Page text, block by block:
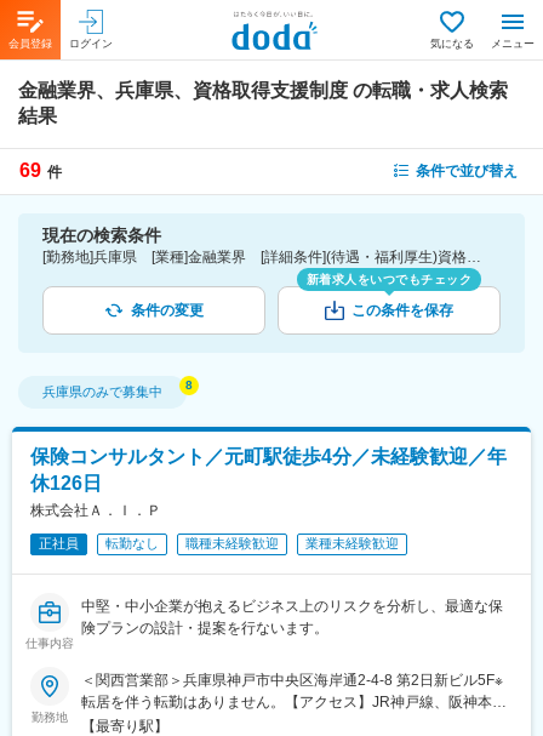
会員登録 ログイン 気になる メニュー
金融業界、兵庫県、資格取得支援制度 の転職・求人検索
結果
69 件 条件で並び替え
現在の検索条件
[勤務地]兵庫県 [業種]金融業界 [詳細条件](待遇・福利厚生)資格取得支援制度
条件の変更
新着求人をいつでもチェック
この条件を保存
兵庫県のみで募集中
保険コンサルタント／元町駅徒歩4分／未経験歓迎／年
休126日
株式会社Ａ．Ｉ．Ｐ
正社員 転勤なし 職種未経験歓迎 業種未経験歓迎
仕事内容
中堅・中小企業が抱えるビジネス上のリスクを分析し、最適な保
険プランの設計・提案を行ないます。
勤務地
＜関西営業部＞兵庫県神戸市中央区海岸通2-4-8 第2日新ビル5F※
転居を伴う転勤はありません。【アクセス】JR神戸線、阪神本線
「元町駅」より徒歩4分
【最寄り駅】